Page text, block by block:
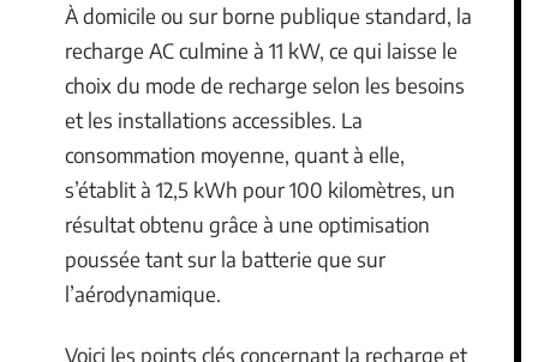
À domicile ou sur borne publique standard, la
recharge AC culmine à 11 kW, ce qui laisse le
choix du mode de recharge selon les besoins
et les installations accessibles. La
consommation moyenne, quant à elle,
s’établit à 12,5 kWh pour 100 kilomètres, un
résultat obtenu grâce à une optimisation
poussée tant sur la batterie que sur
l’aérodynamique.
Voici les points clés concernant la recharge et